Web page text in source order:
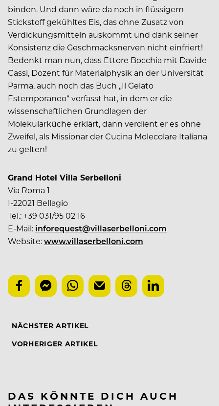
binden. Und dann wäre da noch in flüssigem
Stickstoff gekühltes Eis, das ohne Zusatz von
Verdickungsmitteln auskommt und dank seiner
Konsistenz die Geschmacksnerven nicht einfriert!
Bedenkt man nun, dass Ettore Bocchia mit Davide
Cassi, Dozent für Materialphysik an der Universität
Parma, auch noch das Buch „Il Gelato
Estemporaneo“ verfasst hat, in dem er die
wissenschaftlichen Grundlagen der
Molekularküche erklärt, dann verdient er es ohne
Zweifel, als Missionar der Cucina Molecolare Italiana
zu gelten!
Grand Hotel Villa Serbelloni
Via Roma 1
I-22021 Bellagio
Tel.: +39 031/95 02 16
E-Mail: inforequest@villaserbelloni.com
Website:www.villaserbelloni.com
NÄCHSTER ARTIKEL
VORHERIGER ARTIKEL
DAS KÖNNTE DICH AUCH